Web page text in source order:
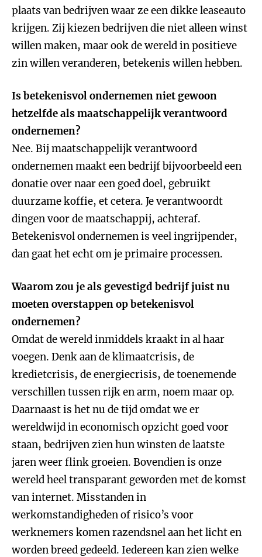
plaats van bedrijven waar ze een dikke leaseauto
krijgen. Zij kiezen bedrijven die niet alleen winst
willen maken, maar ook de wereld in positieve
zin willen veranderen, betekenis willen hebben.
Is betekenisvol ondernemen niet gewoon
hetzelfde als maatschappelijk verantwoord
ondernemen?
Nee. Bij maatschappelijk verantwoord
ondernemen maakt een bedrijf bijvoorbeeld een
donatie over naar een goed doel, gebruikt
duurzame koffie, et cetera. Je verantwoordt
dingen voor de maatschappij, achteraf.
Betekenisvol ondernemen is veel ingrijpender,
dan gaat het echt om je primaire processen.
Waarom zou je als gevestigd bedrijf juist nu
moeten overstappen op betekenisvol
ondernemen?
Omdat de wereld inmiddels kraakt in al haar
voegen. Denk aan de klimaatcrisis, de
kredietcrisis, de energiecrisis, de toenemende
verschillen tussen rijk en arm, noem maar op.
Daarnaast is het nu de tijd omdat we er
wereldwijd in economisch opzicht goed voor
staan, bedrijven zien hun winsten de laatste
jaren weer flink groeien. Bovendien is onze
wereld heel transparant geworden met de komst
van internet. Misstanden in
werkomstandigheden of risico’s voor
werknemers komen razendsnel aan het licht en
worden breed gedeeld. Iedereen kan zien welke